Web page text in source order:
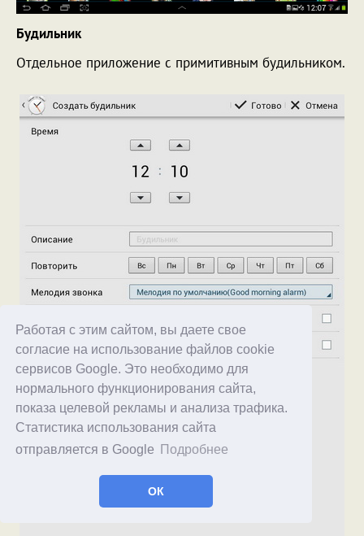
Работая с этим сайтом, вы даете свое
согласие на использование файлов cookie
сервисов Google. Это необходимо для
нормального функционирования сайта,
показа целевой рекламы и анализа трафика.
Статистика использования сайта
отправляется в Google
Подробнее
ОК
Будильник
Отдельное приложение с примитивным будильником.